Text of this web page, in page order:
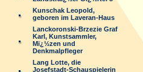
Kunschak Leopold,
geboren im Laveran-Haus
Lanckoronski-Brzezie Graf
Karl, Kunstsammler,
Mï¿½zen und
Denkmalpfleger
Lang Lotte, die
Josefstadt-Schauspielerin